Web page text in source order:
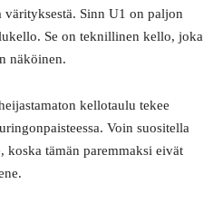
värityksestä. Sinn U1 on paljon
Se on teknillinen kello, joka
näköinen.
kellotaulu tekee
Voin suositella
koska tämän paremmaksi eivät